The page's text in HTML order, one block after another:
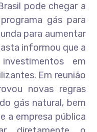
pode chegar a
gás para
para aumentar
informou que a
em
Em reunião
novas regras
gás natural, bem
a empresa pública